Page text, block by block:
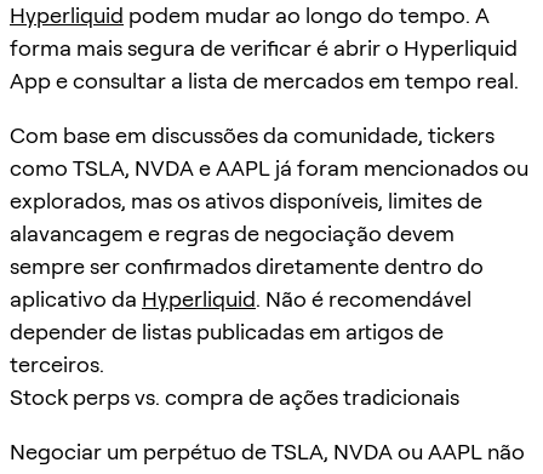
Hyperliquid podem mudar ao longo do tempo. A
forma mais segura de verificar é abrir o Hyperliquid
App e consultar a lista de mercados em tempo real.
Com base em discussões da comunidade, tickers
como TSLA, NVDA e AAPL já foram mencionados ou
explorados, mas os ativos disponíveis, limites de
alavancagem e regras de negociação devem
sempre ser confirmados diretamente dentro do
aplicativo da Hyperliquid. Não é recomendável
depender de listas publicadas em artigos de
terceiros.
Stock perps vs. compra de ações tradicionais
Negociar um perpétuo de TSLA, NVDA ou AAPL não